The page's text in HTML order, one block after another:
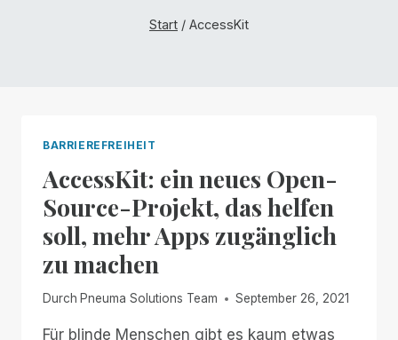
Start / AccessKit
BARRIEREFREIHEIT
AccessKit: ein neues Open-
Source-Projekt, das helfen
soll, mehr Apps zugänglich
zu machen
Durch Pneuma Solutions Team September 26, 2021
Für blinde Menschen gibt es kaum etwas